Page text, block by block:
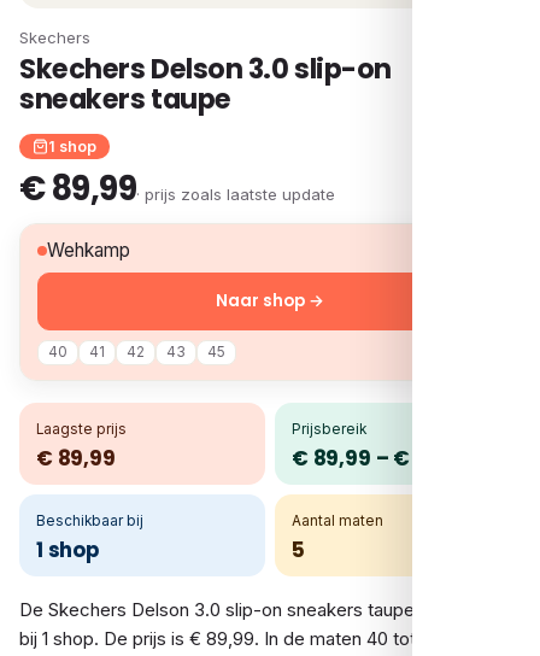
Skechers
Skechers Delson 3.0 slip-on
sneakers taupe
1 shop
€ 89,99· prijs zoals laatste update
Wehkamp
40 41 42 43 45
Naar shop →
Laagste prijs
€ 89,99
Prijsbereik
€ 89,99 – € 89,99
Beschikbaar bij
1 shop
Aantal maten
5
De Skechers Delson 3.0 slip-on sneakers taupe vergelijk je
bij 1 shop. De prijs is € 89,99. In de maten 40 tot en met 45